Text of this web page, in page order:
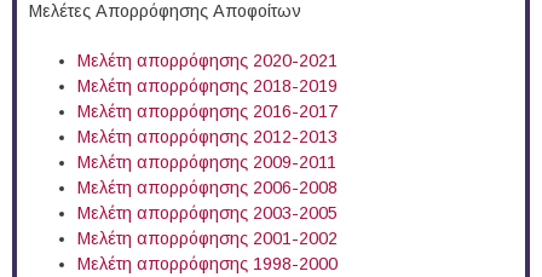
Μελέτες Απορρόφησης Αποφοίτων
Μελέτη απορρόφησης 2020-2021
Μελέτη απορρόφησης 2018-2019
Μελέτη απορρόφησης 2016-2017
Μελέτη απορρόφησης 2012-2013
Μελέτη απορρόφησης 2009-2011
Μελέτη απορρόφησης 2006-2008
Μελέτη απορρόφησης 2003-2005
Μελέτη απορρόφησης 2001-2002
Μελέτη απορρόφησης 1998-2000